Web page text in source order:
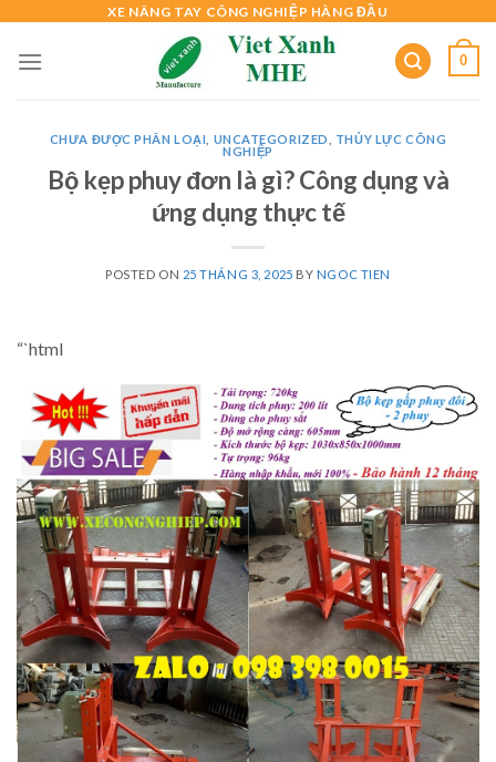
content
XE NÂNG TAY CÔNG NGHIỆP HÀNG ĐẦU
0
CHƯA ĐƯỢC PHÂN LOẠI UNCATEGORIZED
THỦY LỰC CÔNG
NGHIỆP
Bộ kẹp phuy đơn là gì? Công dụng và
ứng dụng thực tế
POSTED ON 25 THÁNG 3, 2025 BY NGOC TIEN
“`html